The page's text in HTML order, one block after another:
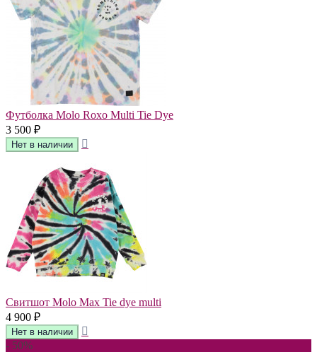
Футболка Molo Roxo Multi Tie Dye
3 500 ₽
Свитшот Molo Max Tie dye multi
4 900 ₽
- 50%